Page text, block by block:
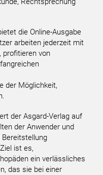
die Online-Ausgabe
arbeiten jederzeit mit
profitieren von
der Möglichkeit,
der Asgard-Verlag auf
der Anwender und
ist es,
ein verlässliches
das sie bei einer